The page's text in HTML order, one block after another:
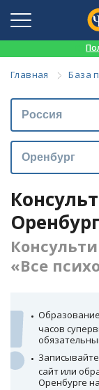
Главная База
«Все
часов
сайт или
Оренбурге